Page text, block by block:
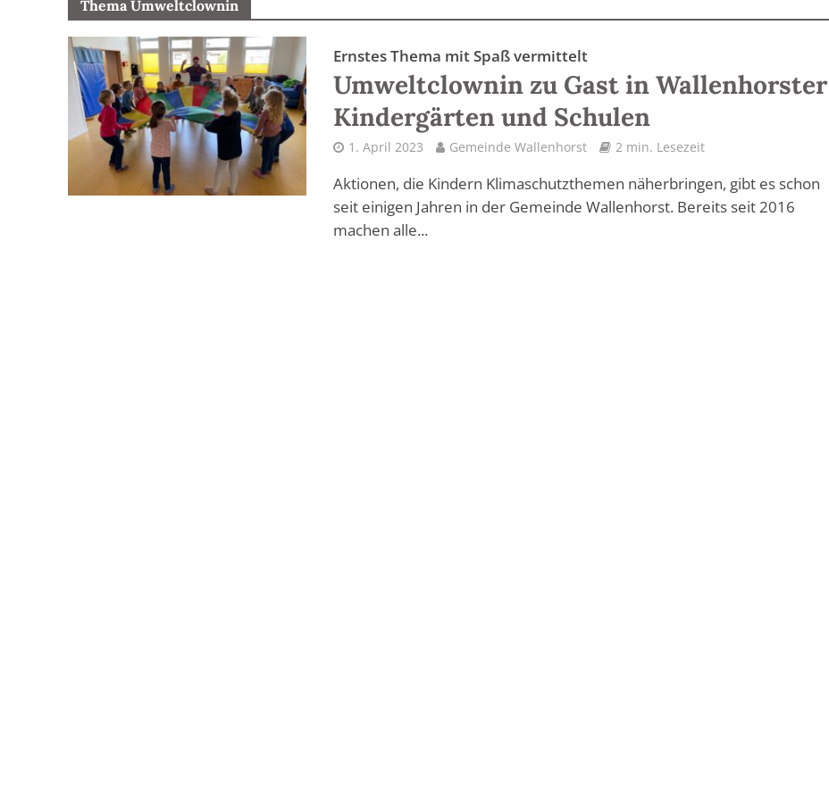
Thema Umweltclownin
Ernstes Thema mit Spaß vermittelt
Umweltclownin zu Gast in Wallenhorster
Kindergärten und Schulen
1. April 2023 Gemeinde Wallenhorst 2 min. Lesezeit
Aktionen, die Kindern Klimaschutzthemen näherbringen, gibt es schon
seit einigen Jahren in der Gemeinde Wallenhorst. Bereits seit 2016
machen alle...